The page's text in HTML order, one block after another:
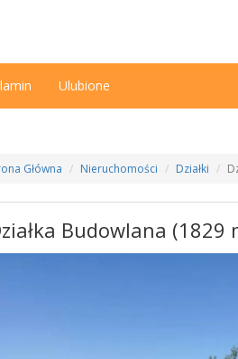
Ulubione
Główna Nieruchomości Działki
Budowlana (1829